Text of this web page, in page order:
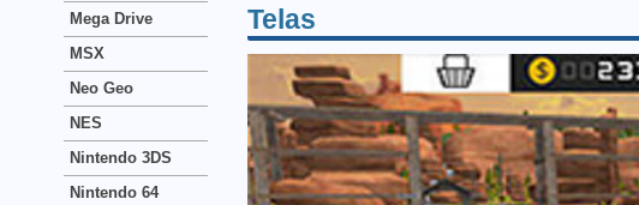
Telas
Mega Drive
MSX
Neo Geo
NES
Nintendo 3DS
Nintendo 64